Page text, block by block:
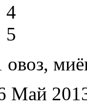
4
5
овоз,
Май